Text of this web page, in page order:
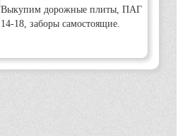
Выкупим дорожные плиты, ПАГ
14-18, заборы самостоящие.